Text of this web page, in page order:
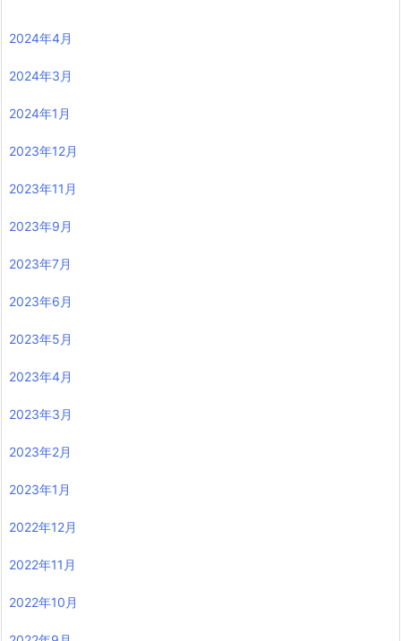
2024年4月
2024年3月
2024年1月
2023年12月
2023年11月
2023年9月
2023年7月
2023年6月
2023年5月
2023年4月
2023年3月
2023年2月
2023年1月
2022年12月
2022年11月
2022年10月